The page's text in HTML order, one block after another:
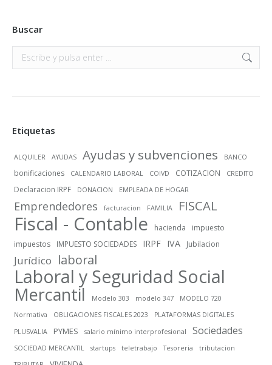
Buscar
Buscar:
Etiquetas
ALQUILER AYUDAS Ayudas y subvenciones BANCO
bonificaciones CALENDARIO LABORAL COIVD COTIZACION CREDITO
Declaracion IRPF DONACION EMPLEADA DE HOGAR
Emprendedores facturacion FAMILIA FISCAL
Fiscal - Contable hacienda
impuesto
impuestos
IMPUESTO SOCIEDADES IRPF IVA Jubilacion
Jurídico laboral
Laboral y Seguridad Social
Mercantil Modelo 303 modelo 347
MODELO 720
Normativa
OBLIGACIONES FISCALES 2023
PLATAFORMAS DIGITALES
PLUSVALIA
PYMES salario mínimo interprofesional Sociedades
SOCIEDAD MERCANTIL startups teletrabajo Tesoreria
tributacion